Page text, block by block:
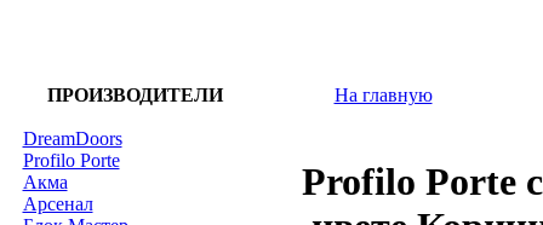
ПРОИЗВОДИТЕЛИ
DreamDoors
Profilo Porte
Акма
Арсенал
На главную
Profilo Porte